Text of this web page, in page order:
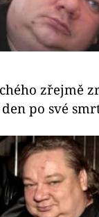
zřejmě
po své